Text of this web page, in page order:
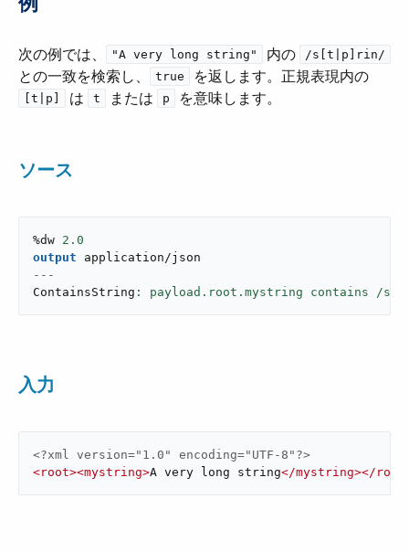
次の例では、​ "A very long string" ​ 内の ​ /s[t|p]rin/
との一致を検索し、 ​
true ​ を返します。正規表現内の ​
[t|p] ​ は ​ t ​ または ​ p ​ を意味します。
ソース
%dw 2.0
output
application/json
---
ContainsString : payload.root.mystring contains /
入力
<?xml version="1.0" encoding="UTF-8"?>
<root><mystring>A very long string</mystring></ root